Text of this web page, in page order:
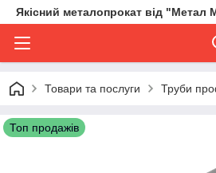
Якісний металопрокат від "Метал
Товари та послуги Труби
Топ продажів